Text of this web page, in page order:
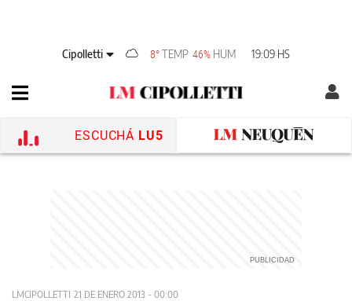
Cipolletti 8°TEMP 46% HUM 19:09 HS
ESCUCHÁ LU5
LMCIPOLLETTI 21 DE ENERO 2013 - 00:00